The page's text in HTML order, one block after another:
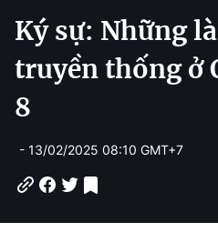
Ký sự: Những
truyền thống ở
8
- 13/02/2025 08:10 GMT+7